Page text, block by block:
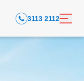
3113 2112